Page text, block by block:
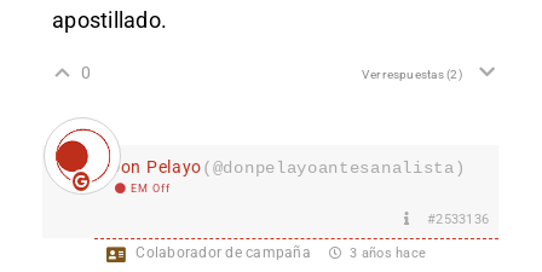
apostillado.
0 Ver respuestas(2)
Don Pelayo(@donpelayoantesanalista)
EM Off
#2533136
Colaborador de campaña 3 años hace